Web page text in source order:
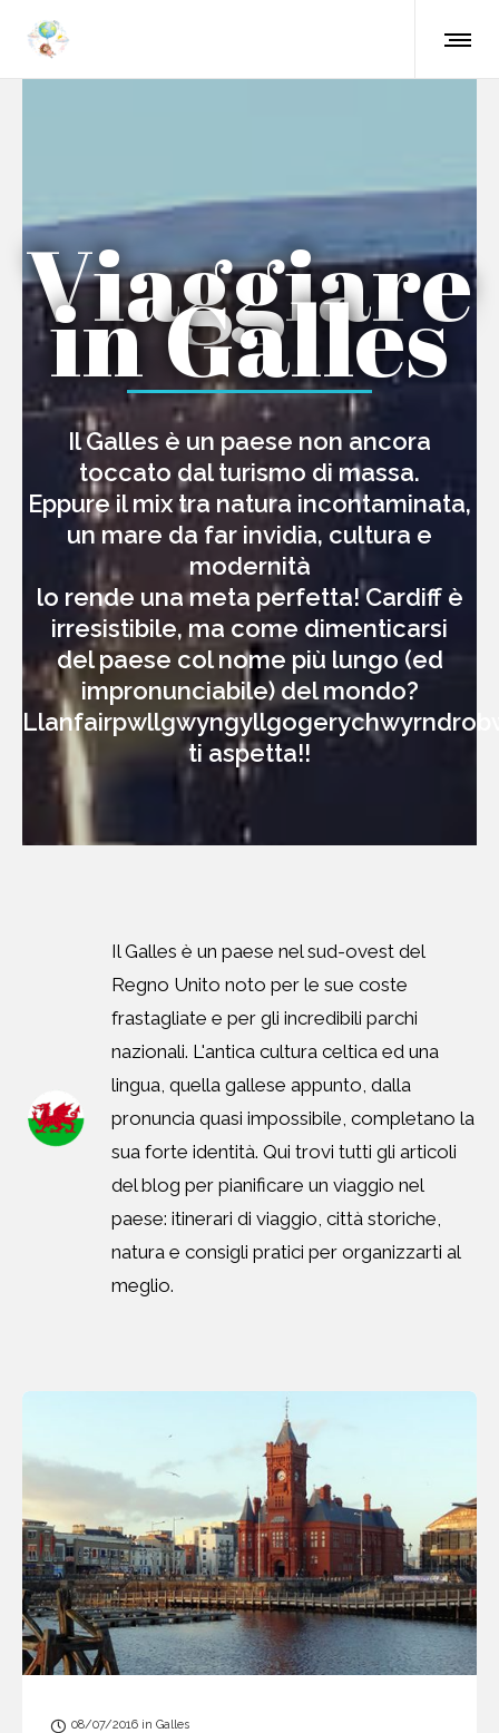
Viaggiare
in Galles
Il Galles è un paese non ancora
toccato dal turismo di massa.
Eppure il mix tra natura incontaminata,
un mare da far invidia, cultura e
modernità
lo rende una meta perfetta! Cardiff è
irresistibile, ma come dimenticarsi
del paese col nome più lungo (ed
impronunciabile) del mondo?
ti aspetta!!
Il Galles è un paese nel sud-ovest del
Regno Unito noto per le sue coste
frastagliate e per gli incredibili parchi
nazionali. L'antica cultura celtica ed una
lingua, quella gallese appunto, dalla
pronuncia quasi impossibile, completano la
sua forte identità. Qui trovi tutti gli articoli
del blog per pianificare un viaggio nel
paese: itinerari di viaggio, città storiche,
natura e consigli pratici per organizzarti al
meglio.
08/07/2016 in Galles